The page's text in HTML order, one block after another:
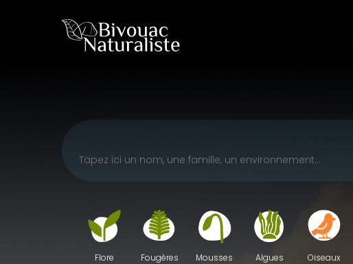
Flore Fougères Mousses Algues Oiseaux